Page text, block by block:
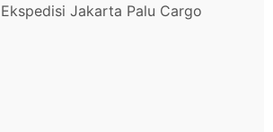
Ekspedisi Jakarta Palu Cargo